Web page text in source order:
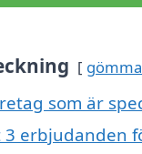
gömma
som är
3 erbjudanden